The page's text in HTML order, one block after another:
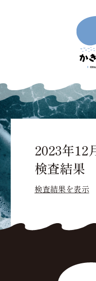
2023年12
検査結果
検査結果を表示